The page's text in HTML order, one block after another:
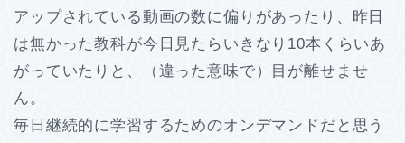
アップされている動画の数に偏りがあったり、昨日
は無かった教科が今日見たらいきなり10本くらいあ
がっていたりと、（違った意味で）目が離せませ
ん。
毎日継続的に学習するためのオンデマンドだと思う